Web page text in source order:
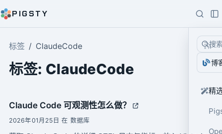
PIGSTY
搜
博
精
标签 ClaudeCode
标签: ClaudeCode
Claude Code 可观测性怎么做？
2026年01月25日 在 数据库